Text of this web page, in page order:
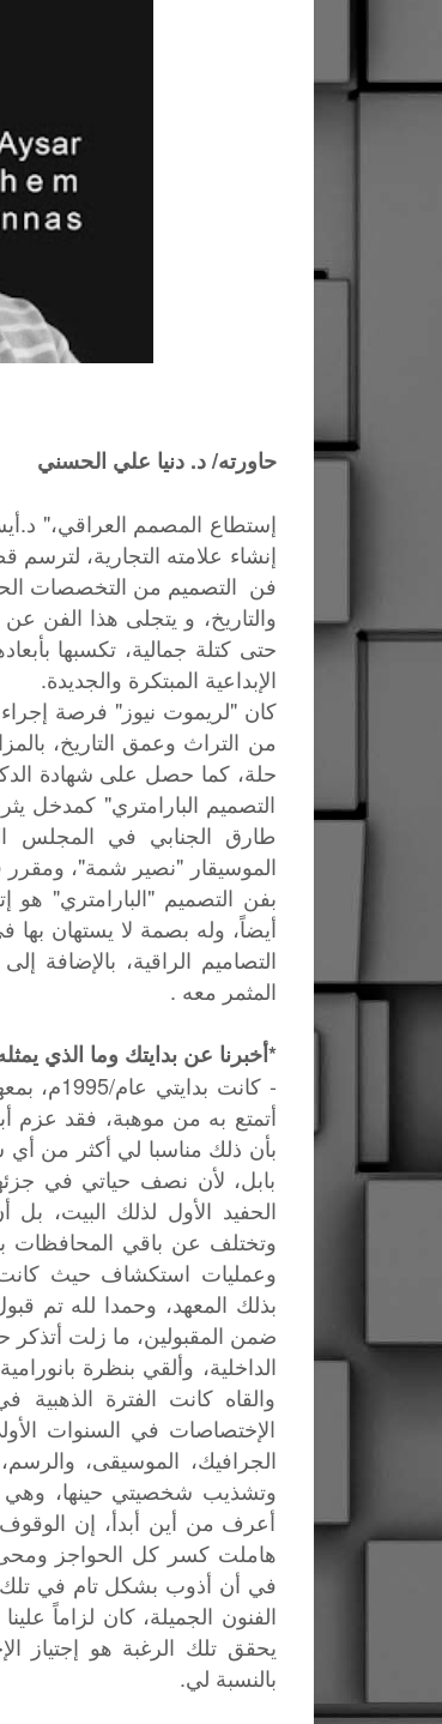
حاورته/ د. دنيا علي الحسني
إستطاع المصمم العراقي،"
إنشاء علامته التجارية،
فن التصميم من التخصصات
والتاريخ، و يتجلى هذا الفن
حتى كتلة جمالية، تكسبها
الإبداعية المبتكرة والجديدة.
كان "لريموت نيوز" فرصة
من التراث وعمق التاريخ،
حلة، كما حصل على شهادة
التصميم البارامتري" كمدخل
طارق الجنابي في المجلس
الموسيقار "نصير شمة"، ومقرر
بفن التصميم "البارامتري" هو
أيضاً، وله بصمة لا يستهان
التصاميم الراقية،
المثمر معه .
*أخبرنا عن بدايتك وما الذي
- كانت
أتمتع به من موهبة، فقد عزم
بأن ذلك مناسبا لي أكثر من
بابل، لأن نصف حياتي في
الحفيد الأول لذلك البيت،
وتختلف عن باقي المحافظات
وعمليات استكشاف حيث كانت
بذلك المعهد، وحمدا لله تم
ضمن المقبولين، ما زلت
الداخلية، وألقي بنظرة
والقاه كانت الفترة
الإختصاصات في السنوات
الجرافيك، الموسيقى،
وتشذيب شخصيتي حينها،
أعرف من أين أبدأ، إن
هاملت كسر كل الحواجز
في أن أذوب بشكل تام في تلك
الفنون الجميلة، كان لزاماً
يحقق تلك الرغبة هو إجتياز
بالنسبة لي.